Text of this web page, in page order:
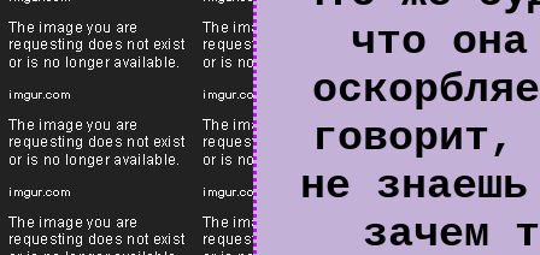
что
говорит,
не
зачем